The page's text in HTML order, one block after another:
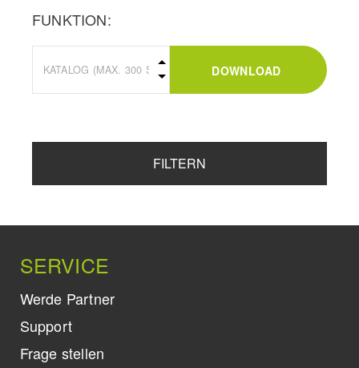
FUNKTION:
DOWNLOAD
FILTERN
SERVICE
Werde Partner
Support
Frage stellen